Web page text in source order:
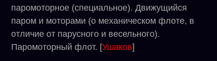
паромоторное (специальное). Движущийся
паром и моторами (о механическом флоте, в
отличие от парусного и весельного).
Паромоторный флот. [Ушаков]